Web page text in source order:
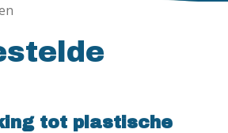
tot plastische